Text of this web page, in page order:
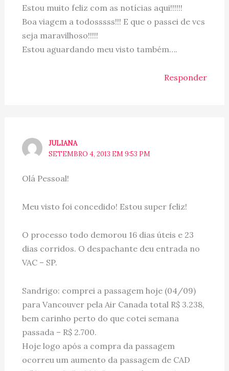
Estou muito feliz com as notícias aqui!!!!!!
Boa viagem a todosssss!!! E que o passei de vcs
seja maravilhoso!!!!!
Estou aguardando meu visto também….
Responder
JULIANA
SETEMBRO 4, 2013 EM 9:53 PM
Olá Pessoal!
Meu visto foi concedido! Estou super feliz!
O processo todo demorou 16 dias úteis e 23
dias corridos. O despachante deu entrada no
VAC – SP.
Sandrigo: comprei a passagem hoje (04/09)
para Vancouver pela Air Canada total R$ 3.238,
bem carinho perto do que cotei semana
passada – R$ 2.700.
Hoje logo após a compra da passagem
ocorreu um aumento da passagem de CAD